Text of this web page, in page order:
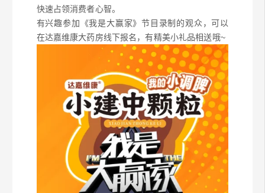
快速占领消费者心智。
有兴趣参加《我是大赢家》节目录制的观众，可以
在达嘉维康大药房线下报名，有精美小礼品相送哦~